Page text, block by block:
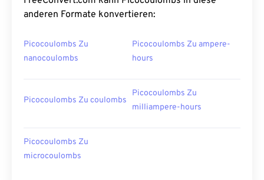
anderen Formate konvertieren:
Picocoulombs Zu
nanocoulombs
Picocoulombs Zu ampere-
hours
Picocoulombs Zu coulombs
Picocoulombs Zu
milliampere-hours
Picocoulombs Zu
microcoulombs